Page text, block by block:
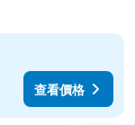
查看價格